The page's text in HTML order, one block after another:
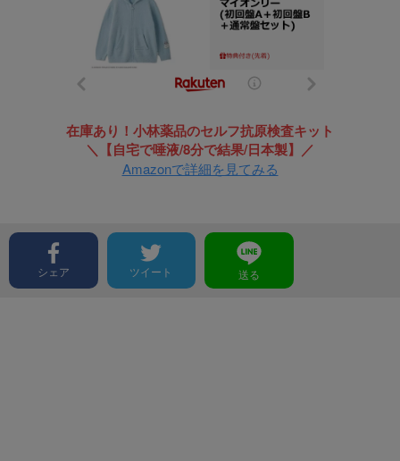
在庫あり！小林薬品のセルフ抗原検査キット
＼【自宅で唾液/8分で結果/日本製】／
Amazonで詳細を見てみる
シェア ツイート 送る